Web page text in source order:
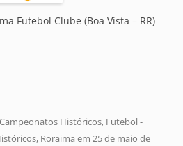
Futebol Clube (Boa Vista – RR)
Campeonatos Históricos, Futebol -
, Roraima em 25 de maio de